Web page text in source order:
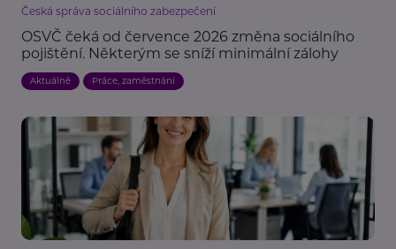
Česká správa sociálního zabezpečení
OSVČ čeká od července 2026 změna sociálního
pojištění. Některým se sníží minimální zálohy
Aktuálně Práce, zaměstnání